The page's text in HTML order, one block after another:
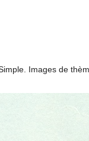
Images de